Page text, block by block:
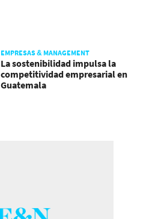
EMPRESAS & MANAGEMENT
La sostenibilidad impulsa la
competitividad empresarial en
Guatemala